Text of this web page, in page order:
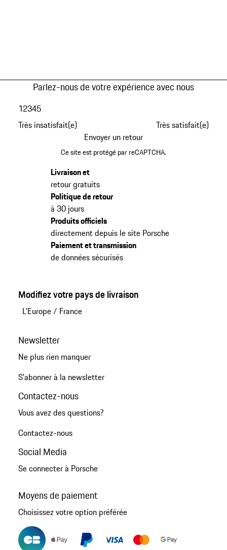
Parlez-nous de votre expérience avec nous
Très insatisfait(e)
12345
Très satisfait(e)
Envoyer un retour
Ce site est protégé par reCAPTCHA.
Livraison et
retour gratuits
Politique de retour
à 30 jours
Produits officiels
directement depuis le site Porsche
Paiement et transmission
de données sécurisés
Modifiez votre pays de livraison
L'Europe/ France
Newsletter
Ne plus rien manquer
S'abonner à la newsletter
Contactez-nous
Vous avez des questions?
Contactez-nous
Social Media
Se connecter à Porsche
Moyens de paiement
Choisissez votre option préférée